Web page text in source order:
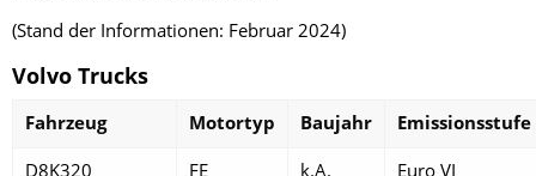
(Stand der Informationen: Februar 2024)
Volvo Trucks
Fahrzeug Motortyp Baujahr
Emissionsstufe
D8K320
FE k.A.
Euro VI